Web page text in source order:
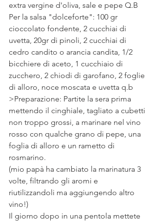
extra vergine d'oliva, sale e pepe Q.B
Per la salsa "dolceforte": 100 gr
cioccolato fondente, 2 cucchiai di
uvetta, 20gr di pinoli, 2 cucchiai di
cedro candito o arancia candita, 1/2
bicchiere di aceto, 1 cucchiaio di
zucchero, 2 chiodi di garofano, 2 foglie
di alloro, noce moscata e uvetta q.b
>Preparazione: Partite la sera prima
mettendo il cinghiale, tagliato a cubetti
non troppo grossi, a marinare nel vino
rosso con qualche grano di pepe, una
foglia di alloro e un rametto di
rosmarino.
(mio papà ha cambiato la marinatura 3
volte, filtrando gli aromi e
riutilizzandoli ma aggiungendo altro
vino!)
Il giorno dopo in una pentola mettete